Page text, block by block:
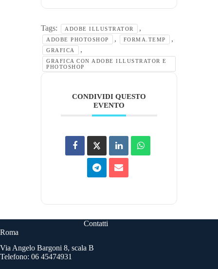
Tags: ADOBE ILLUSTRATOR ,
ADOBE PHOTOSHOP , FORMA.TEMP ,
GRAFICA ,
GRAFICA CON ADOBE ILLUSTRATOR E
PHOTOSHOP
CONDIVIDI QUESTO
EVENTO
Contatti
Roma
Via Angelo Bargoni 8, scala B
Telefono: 06 45474931